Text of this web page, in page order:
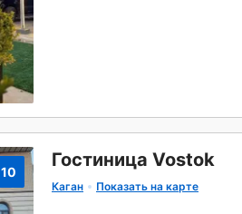
10
Гостиница Vostok
Каган Показать на карте